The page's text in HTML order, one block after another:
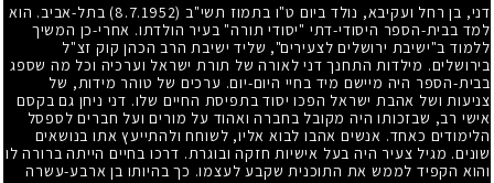
דני, בן רחל ועקיבא, נולד ביום ט"ו בתמוז תשי"ב (8.7.1952)
בתל-אביב. הוא
למד בבית-הספר היסודי-דתי "יסודי תורה" בעיר הולדתו. אחרי-כן המשיך
ללמוד ב"ישיבת ירושלים לצעירים", שליד ישיבת הרב הכהן קוק זצ"ל
בירושלים. מילדות התחנך דני לאורה של תורת ישראל וערכיה וכל מה שספג
בבית-הספר היה מיישם מיד בחיי היום-יום. ערכים של טוהר מידות, של
צניעות ושל אהבת ישראל הפכו יסוד בתפיסת החיים שלו. דני ניחן גם בקסם
אישי רב, שבזכותו היה מקובל בחברה ואהוד על מורים ועל חברים לספסל
הלימודים כאחד. אנשים אהבו לבוא אליו, לשוחח ולהתייעץ אתו בנושאים
שונים. מגיל צעיר היה בעל אישיות חזקה ובוגרת. דרכו בחיים הייתה ברורה לו
והוא הקפיד לממש את התוכנית שקבע לעצמו. כך בהיותו בן ארבע-עשרה